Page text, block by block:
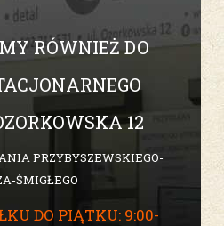
RÓWNIEŻ DO
12
PRZYBYSZEWSKIEGO-
ŚMIGŁEGO
DO PIĄTKU: 9:00-